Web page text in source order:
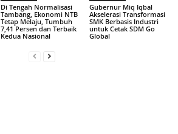
Di Tengah Normalisasi
Tambang, Ekonomi NTB
Tetap Melaju, Tumbuh
7,41 Persen dan Terbaik
Kedua Nasional
Gubernur Miq Iqbal
Akselerasi Transformasi
SMK Berbasis Industri
untuk Cetak SDM Go
Global